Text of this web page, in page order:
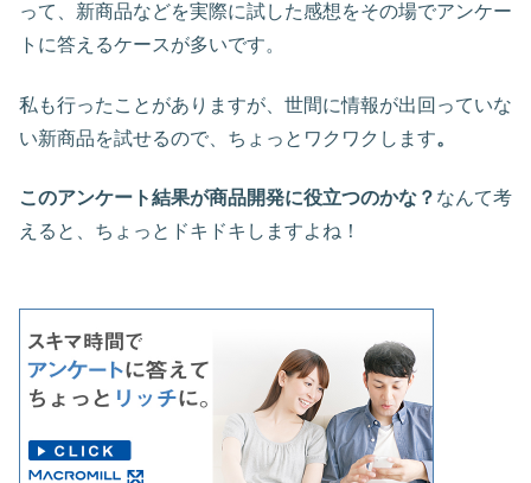
って、新商品などを実際に試した感想をその場でアンケー
トに答えるケースが多いです。
私も行ったことがありますが、世間に情報が出回っていな
い新商品を試せるので、ちょっとワクワクします。
このアンケート結果が商品開発に役立つのかな？ なんて考
えると、ちょっとドキドキしますよね！